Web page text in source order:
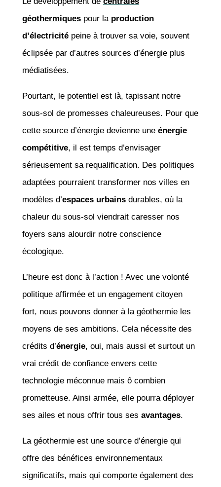
géothermiquespour la production
d’électricitépeine à trouver sa voie, souvent
éclipsée par d’autres sources d’énergie plus
médiatisées.
Pourtant, le potentiel est là, tapissant notre
sous-sol de promesses chaleureuses. Pour que
cette source d’énergie devienne une énergie
compétitive, il est temps d’envisager
sérieusement sa requalification. Des politiques
adaptées pourraient transformer nos villes en
modèles d’espaces urbainsdurables, où la
chaleur du sous-sol viendrait caresser nos
foyers sans alourdir notre conscience
écologique.
L’heure est donc à l’action ! Avec une volonté
politique affirmée et un engagement citoyen
fort, nous pouvons donner à la géothermie les
moyens de ses ambitions. Cela nécessite des
crédits d’énergie, oui, mais aussi et surtout un
vrai crédit de confiance envers cette
technologie méconnue mais ô combien
prometteuse. Ainsi armée, elle pourra déployer
ses ailes et nous offrir tous ses avantages.
La géothermie est une source d’énergie qui
offre des bénéfices environnementaux
significatifs, mais qui comporte également des